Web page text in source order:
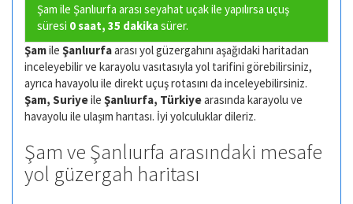
Şam ile Şanlıurfa arası seyahat uçak ile yapılırsa uçuş
süresi 0 saat, 35 dakikasürer.
Şamile Şanlıurfaarası yol güzergahını aşağıdaki haritadan
inceleyebilir ve karayolu vasıtasıyla yol tarifini görebilirsiniz,
ayrıca havayolu ile direkt uçuş rotasını da inceleyebilirsiniz.
Şam, Suriyeile Şanlıurfa, Türkiyearasında karayolu ve
havayolu ile ulaşım harıtası. İyi yolculuklar dileriz.
Şam ve Şanlıurfa arasındaki mesafe
yol güzergah haritası